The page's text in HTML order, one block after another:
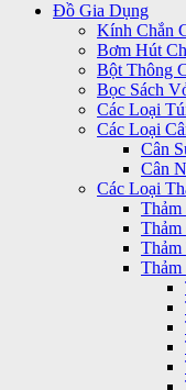
Đồ Gia Dụng
Kính Chắn
Bơm Hút
Bột Thông
Bọc Sách
Các Loại
Các Loại
Cân
Cân
Các Loại
Thảm
Thảm
Thảm
Thảm